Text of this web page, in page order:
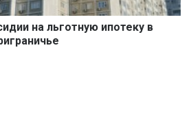
на льготную ипотеку в